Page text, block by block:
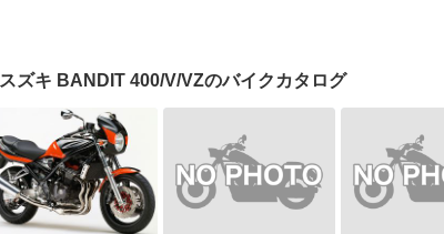
スズキ BANDIT 400/V/VZのバイクカタログ